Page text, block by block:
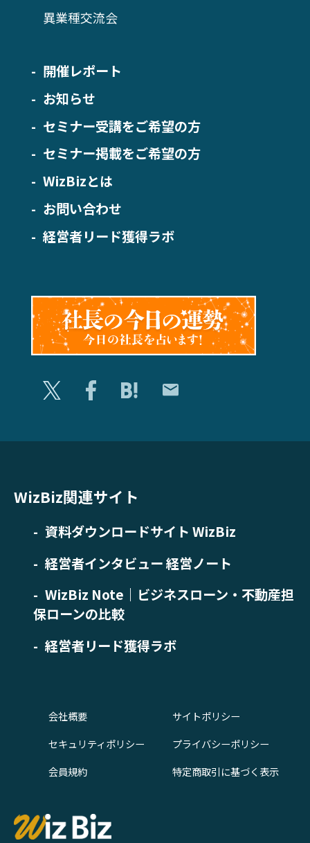
異業種交流会
開催レポート
お知らせ
セミナー受講をご希望の方
セミナー掲載をご希望の方
WizBizとは
お問い合わせ
経営者リード獲得ラボ
WizBiz関連サイト
資料ダウンロードサイト WizBiz
経営者インタビュー 経営ノート
WizBiz Note｜ビジネスローン・不動産担
保ローンの比較
経営者リード獲得ラボ
会社概要
サイトポリシー
セキュリティポリシー
プライバシーポリシー
会員規約
特定商取引に基づく表示